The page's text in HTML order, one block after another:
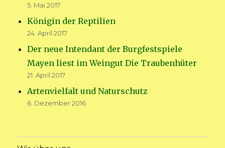
5. Mai 2017
Königin der Reptilien
24. April 2017
Der neue Intendant der Burgfestspiele
Mayen liest im Weingut Die Traubenhüter
21. April 2017
Artenvielfalt und Naturschutz
6. Dezember 2016